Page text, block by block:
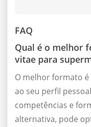
FAQ
Qual é o melhor
vitae para
O melhor formato
ao seu perfil
competências e
alternativa, pode